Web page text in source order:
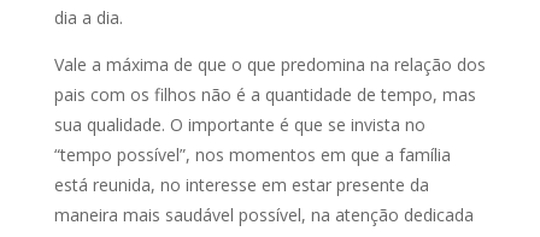
dia a dia.
Vale a máxima de que o que predomina na relação dos
pais com os filhos não é a quantidade de tempo, mas
sua qualidade. O importante é que se invista no
“tempo possível”, nos momentos em que a família
está reunida, no interesse em estar presente da
maneira mais saudável possível, na atenção dedicada